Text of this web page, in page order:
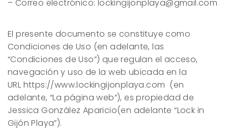
– Correo electrónico: lockingijonplaya@gmail.com
El presente documento se constituye como
Condiciones de Uso (en adelante, las
“Condiciones de Uso”) que regulan el acceso,
navegación y uso de la web ubicada en la
URL https://www.lockingijonplaya.com (en
adelante, “La página web”), es propiedad de
Jessica González Aparicio(en adelante “Lock in
Gijón Playa”).